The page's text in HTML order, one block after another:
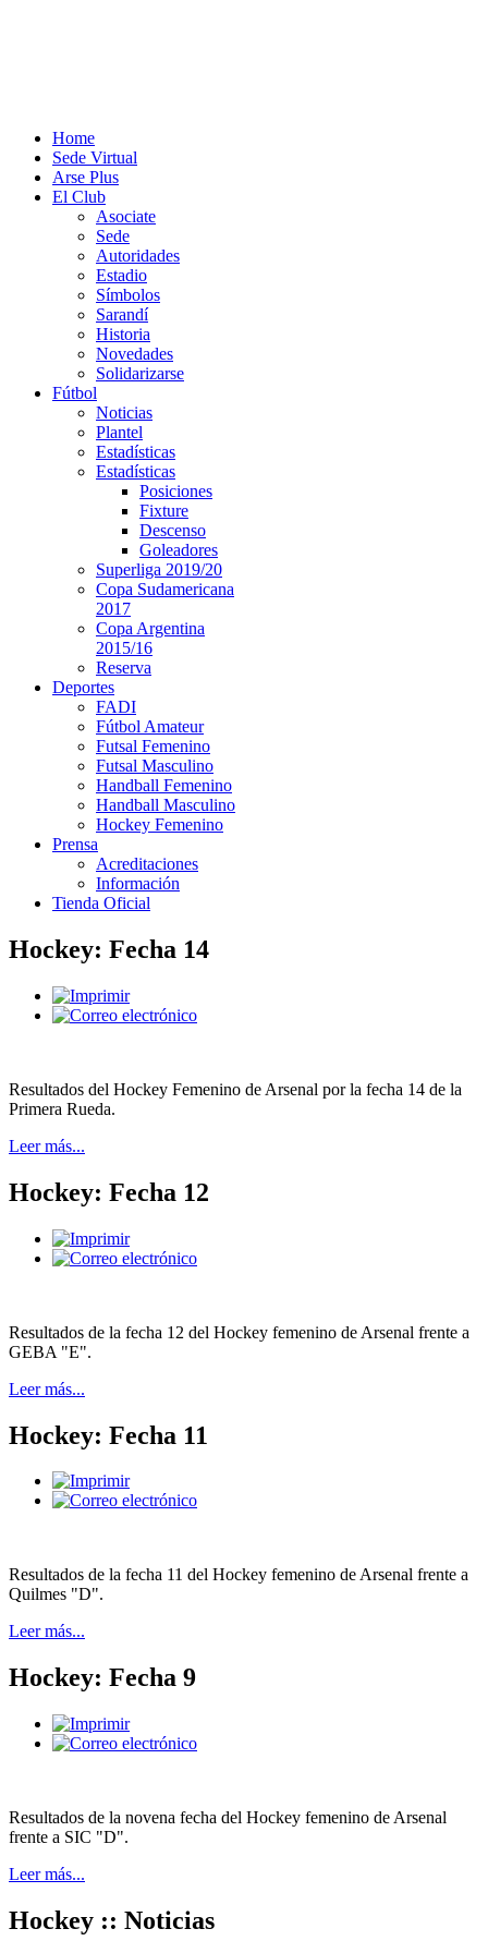
Home
Sede Virtual
Arse Plus
El Club
Asociate
Sede
Autoridades
Estadio
Símbolos
Sarandí
Historia
Novedades
Solidarizarse
Fútbol
Noticias
Plantel
Estadísticas
Estadísticas
Posiciones
Fixture
Descenso
Goleadores
Superliga 2019/20
Copa Sudamericana
2017
Copa Argentina
2015/16
Reserva
Deportes
FADI
Fútbol Amateur
Futsal Femenino
Futsal Masculino
Handball Femenino
Handball Masculino
Hockey Femenino
Prensa
Acreditaciones
Información
Tienda Oficial
Hockey: Fecha 14
Resultados del Hockey Femenino de Arsenal por la fecha 14 de la
Primera Rueda.
Leer más...
Hockey: Fecha 12
Resultados de la fecha 12 del Hockey femenino de Arsenal frente a
GEBA "E".
Leer más...
Hockey: Fecha 11
Resultados de la fecha 11 del Hockey femenino de Arsenal frente a
Quilmes "D".
Leer más...
Hockey: Fecha 9
Resultados de la novena fecha del Hockey femenino de Arsenal
frente a SIC "D".
Leer más...
Hockey :: Noticias